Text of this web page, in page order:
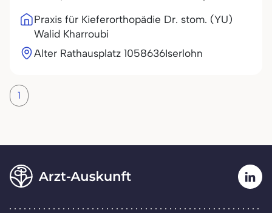
Praxis für Kieferorthopädie Dr. stom. (YU)
Walid Kharroubi
Alter Rathausplatz 1058636Iserlohn
1